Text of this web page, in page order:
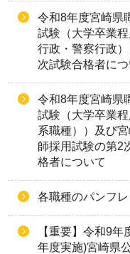
令和8年度宮崎県
試験（大学卒業
行政・警察行政
次試験合格者につ
令和8年度宮崎県
試験（大学卒業
系職種））及び
師採用試験の第2
格者について
各職種のパンフレ
【重要】令和9年
年度実施)宮崎県